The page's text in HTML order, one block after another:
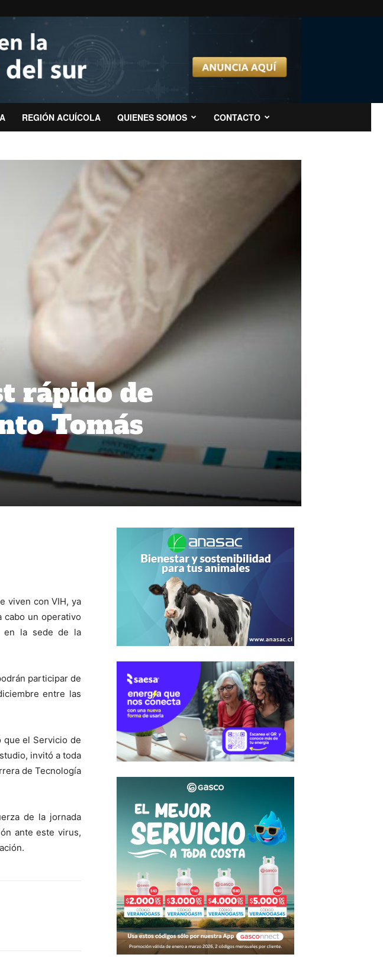
REGIÓN ACUÍCOLA QUIENES SOMOS CONTACTO
rápido de
Tomás
viven con VIH, ya
cabo un operativo
en la sede de la
participar de
entre las
que el Servicio de
invitó a toda
de Tecnología
de la jornada
ante este virus,